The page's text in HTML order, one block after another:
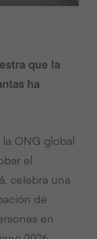
que la
ha
la ONG global
el
celebra una
de
en